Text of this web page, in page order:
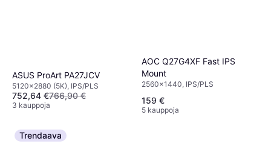
ASUS ProArt PA27JCV
5120x2880 (5K), IPS/PLS
752,64 €766,90 €
3 kauppoja
AOC Q27G4XF Fast IPS
Mount
2560x1440, IPS/PLS
159 €
5 kauppoja
Trendaava